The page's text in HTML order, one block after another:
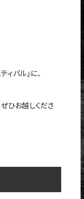
バル」に、
ひお越しくださ